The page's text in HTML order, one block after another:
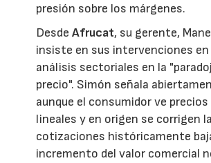
presión sobre los márgenes.
DesdeAfrucat, su gerente,
insiste en sus intervenciones
análisis sectoriales en la
precio". Simón señala
aunque el consumidor ve
lineales y en origen se corrigen
cotizaciones históricamente
incremento del valor comercial